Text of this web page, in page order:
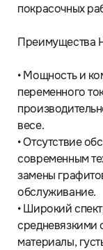
покрасочных
Преимущества
• Мощность и
переменного
весе.
• Отсутствие
современным
замены
обслуживание.
• Широкий
средневязкими
материалы,